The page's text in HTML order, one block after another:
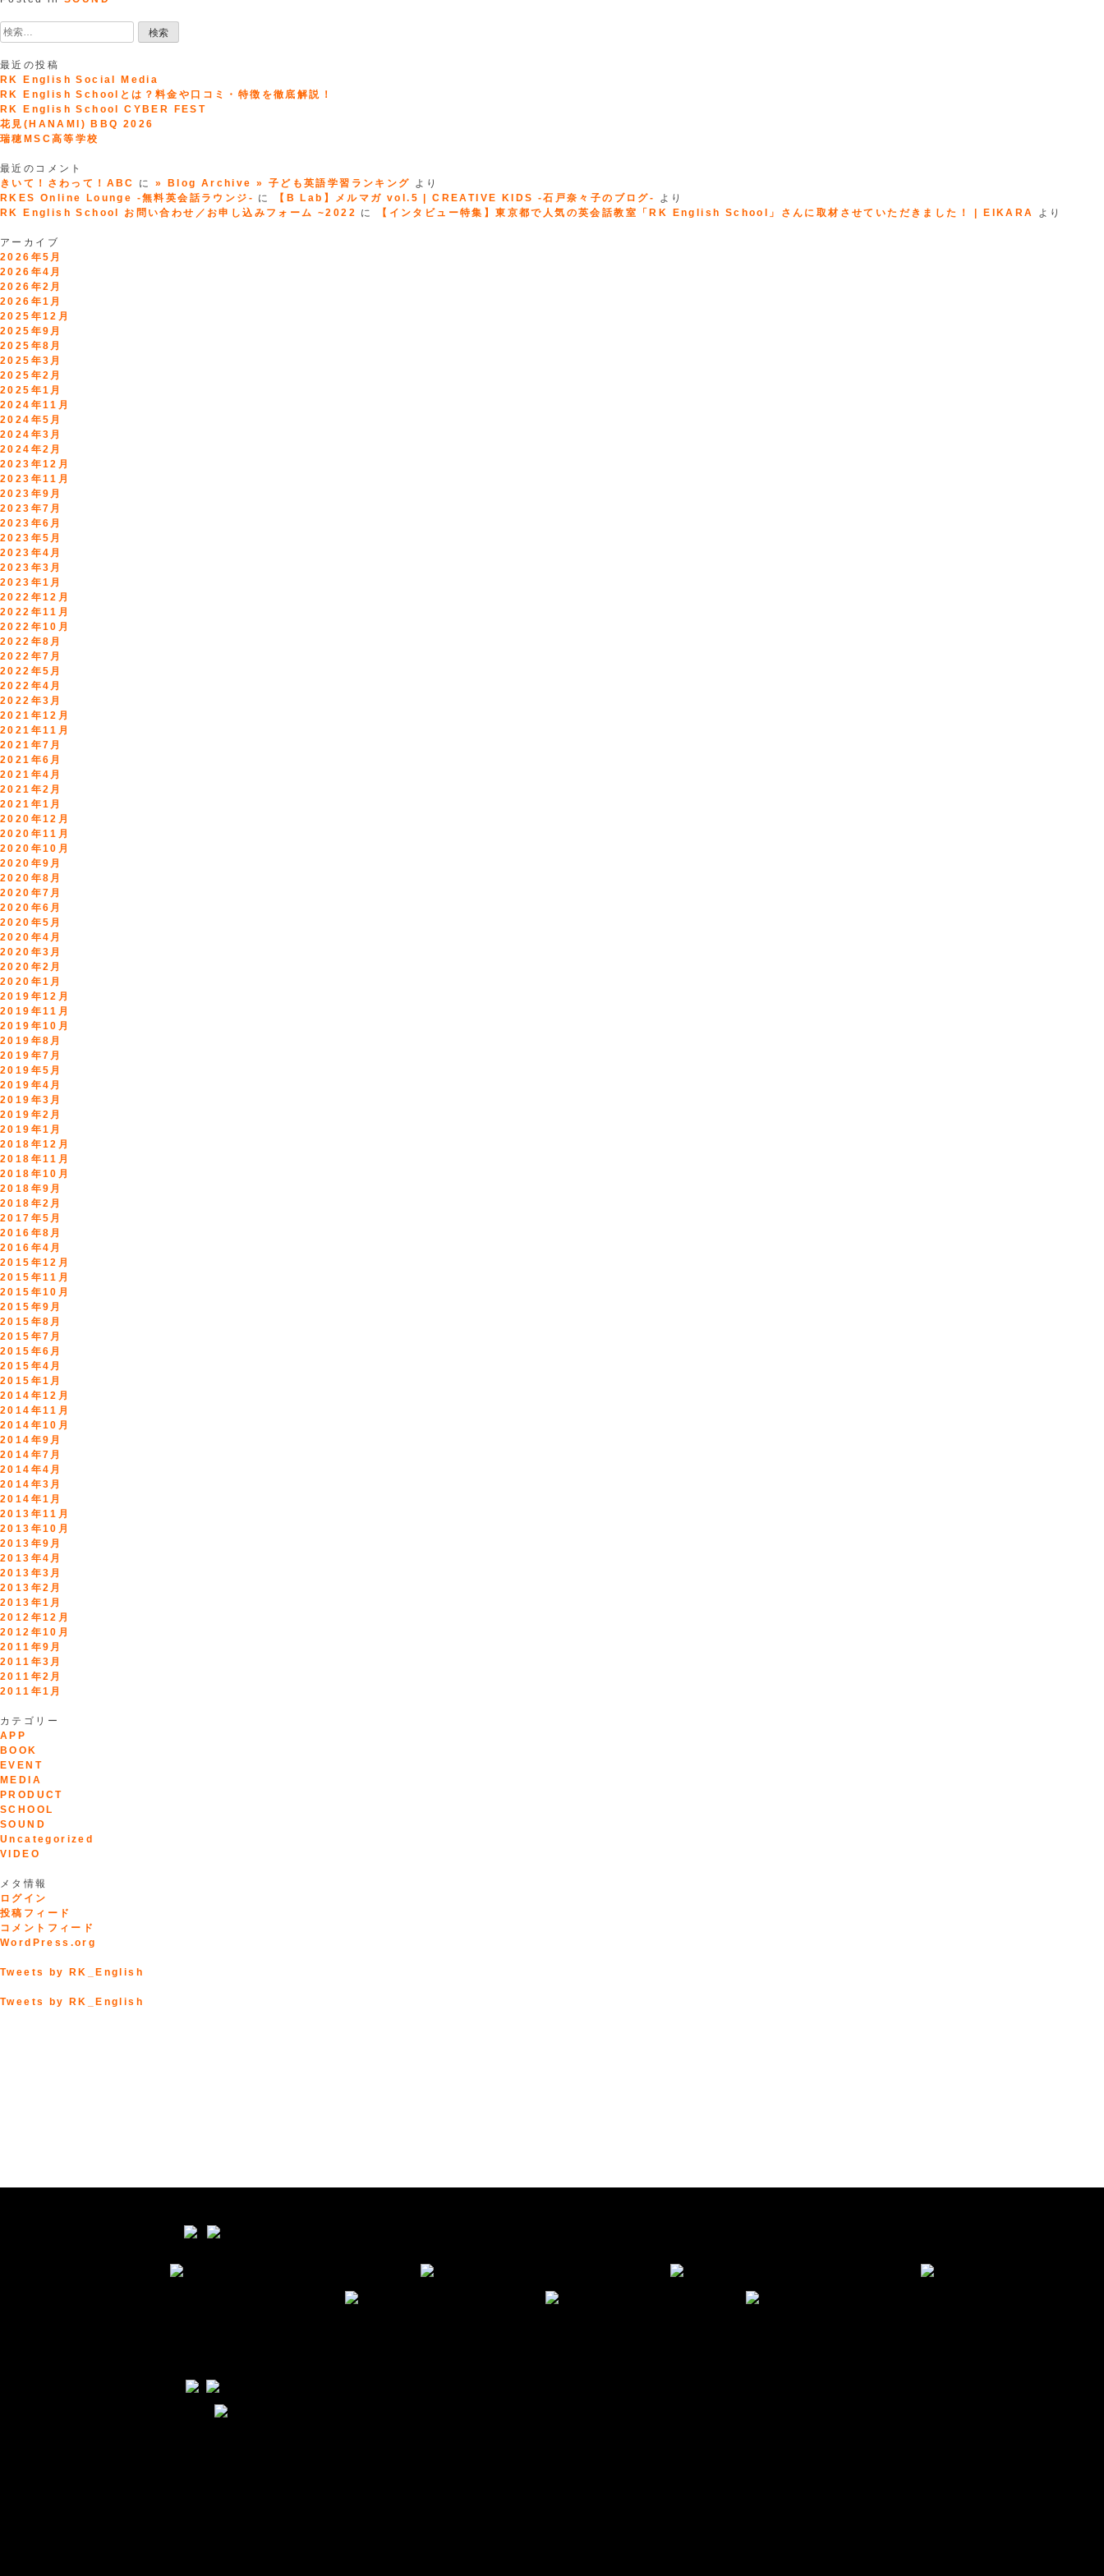
の
英
ー
ク”
検
索:
最近の投稿
RK English Social Media
RK English Schoolとは？料金や口コミ・特徴を徹底解説！
RK English School CYBER FEST
花見(HANAMI) BBQ 2026
瑞穂MSC高等学校
最近のコメント
きいて！さわって！ABC
に» Blog Archive » 子ども英語学習ランキング より
RKES Online Lounge -無料英会話ラウンジ- に 【B Lab】メルマガ vol.5 | CREATIVE KIDS -石戸奈々子のブログ-
より
RK English School お問い合わせ／お申し込みフォーム ~2022 に 【インタビュー特集】東京都で人気の英会話教室「RK English School」さんに取材させていただきました！ | EIKARA より
アーカイブ
2026年5月
2026年4月
2026年2月
2026年1月
2025年12月
2025年9月
2025年8月
2025年3月
2025年2月
2025年1月
2024年11月
2024年5月
2024年3月
2024年2月
2023年12月
2023年11月
2023年9月
2023年7月
2023年6月
2023年5月
2023年4月
2023年3月
2023年1月
2022年12月
2022年11月
2022年10月
2022年8月
2022年7月
2022年5月
2022年4月
2022年3月
2021年12月
2021年11月
2021年7月
2021年6月
2021年4月
2021年2月
2021年1月
2020年12月
2020年11月
2020年10月
2020年9月
2020年8月
2020年7月
2020年6月
2020年5月
2020年4月
2020年3月
2020年2月
2020年1月
2019年12月
2019年11月
2019年10月
2019年8月
2019年7月
2019年5月
2019年4月
2019年3月
2019年2月
2019年1月
2018年12月
2018年11月
2018年10月
2018年9月
2018年2月
2017年5月
2016年8月
2016年4月
2015年12月
2015年11月
2015年10月
2015年9月
2015年8月
2015年7月
2015年6月
2015年4月
2015年1月
2014年12月
2014年11月
2014年10月
2014年9月
2014年7月
2014年4月
2014年3月
2014年1月
2013年11月
2013年10月
2013年9月
2013年4月
2013年3月
2013年2月
2013年1月
2012年12月
2012年10月
2011年9月
2011年3月
2011年2月
2011年1月
カテゴリー
APP
BOOK
EVENT
MEDIA
PRODUCT
SCHOOL
SOUND
Uncategorized
VIDEO
メタ情報
ログイン
投稿フィード
コメントフィード
WordPress.org
Tweets by RK_English
Tweets by RK_English